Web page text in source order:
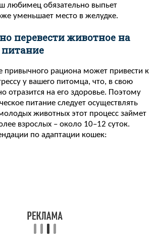
любимец обязательно выпьет
уменьшает место в желудке.
перевести животное на
питание
привычного рациона может привести к
у вашего питомца, что, в свою
отразится на его здоровье. Поэтому
питание следует осуществлять
животных этот процесс займет
взрослых – около 10–12 суток.
по адаптации кошек: